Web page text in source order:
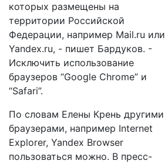
которых размещены на
территории Российской
Федерации, например Mail.ru или
Yandex.ru, - пишет Бардуков. -
Исключить использование
браузеров “Google Chrome” и
“Safari”.
По словам Елены Крень другими
браузерами, например Internet
Explorer, Yandex Browser
пользоваться можно. В пресс-